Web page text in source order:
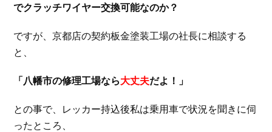
でクラッチワイヤー交換可能なのか？
ですが、京都店の契約板金塗装工場の社長に相談する
と、
「八幡市の修理工場なら大丈夫だよ！」
との事で、レッカー持込後私は乗用車で状況を聞きに伺
ったところ、